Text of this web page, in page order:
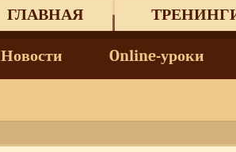
ГЛАВНАЯ
Новости Online-уроки